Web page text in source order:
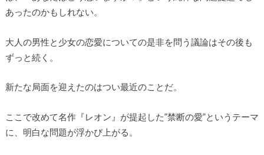
あったのかもしれない。
大人の男性と少女の恋愛についての是非を問う議論はその後も
ずっと続く。
新たな局面を迎えたのはつい最近のことだ。
ここで改めて名作『レオン』が提起した”禁断の愛”というテーマ
に、明白な問題が浮かび上がる。